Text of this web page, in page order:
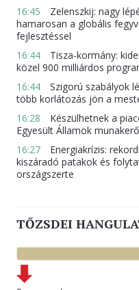
16:45
Zelenszkij: nagy
hamarosan a globális
fejlesztéssel
16:44
Tisza-kormány:
közel 900 milliárdos
16:44
Szigorú szabályok
több korlátozás jön a
16:28
Készülhetnek a
Egyesült Államok
16:27
Energiakrízis:
kiszáradó patakok és
országszerte
TŐZSDEI